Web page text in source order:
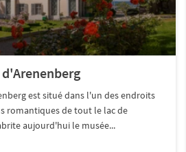
est situé dans l'un des endroits
romantiques de tout le lac de
aujourd'hui le musée...